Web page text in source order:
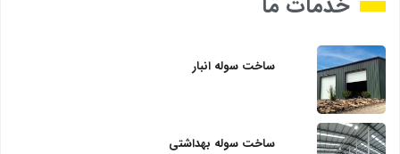
ساخت سوله انبار
ساخت سوله بهداشتی